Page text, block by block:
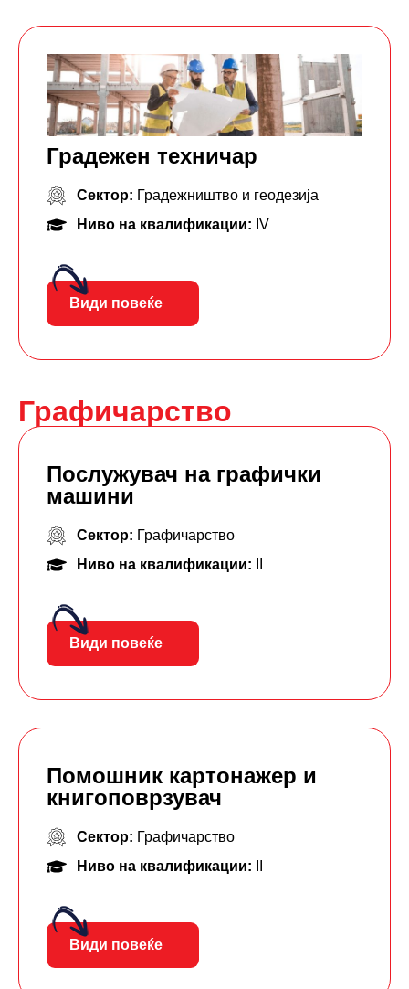
Градежен техничар
Сектор: Градежништво и геодезија
Ниво на квалификации: IV
Види повеќе
Графичарство
Послужувач на графички
машини
Сектор: Графичарство
Ниво на квалификации:
Види повеќе
Помошник картонажер и
книгоповрзувач
Сектор: Графичарство
Ниво на квалификации:
Види повеќе